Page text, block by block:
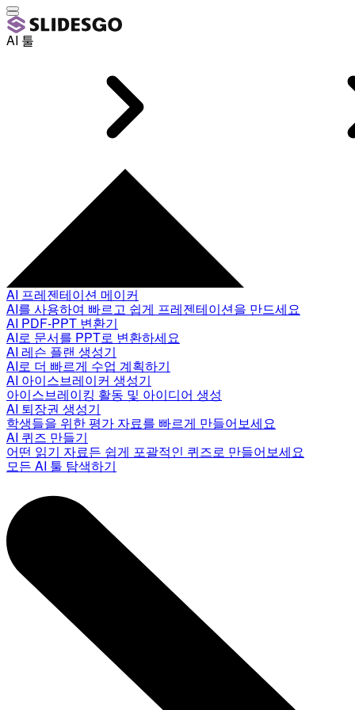
AI 툴
AI 프레젠테이션 메이커
AI를 사용하여 빠르고 쉽게 프레젠테이션을 만드세요
AI PDF-PPT 변환기
AI로 문서를 PPT로 변환하세요
AI 레슨 플랜 생성기
AI로 더 빠르게 수업 계획하기
AI 아이스브레이커 생성기
아이스브레이킹 활동 및 아이디어 생성
AI 퇴장권 생성기
학생들을 위한 평가 자료를 빠르게 만들어보세요
AI 퀴즈 만들기
어떤 읽기 자료든 쉽게 포괄적인 퀴즈로 만들어보세요
모든 AI 툴 탐색하기